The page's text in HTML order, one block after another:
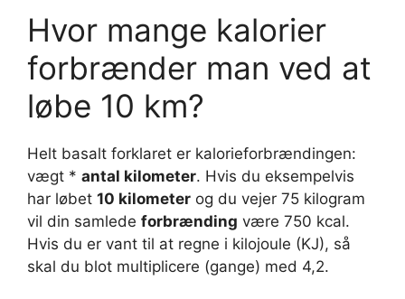
Hvor mange kalorier
forbrænder man ved at
løbe 10 km?
Helt basalt forklaret er kalorieforbrændingen:
vægt * antal kilometer. Hvis du eksempelvis
har løbet 10 kilometer og du vejer 75 kilogram
vil din samlede forbrænding være 750 kcal.
Hvis du er vant til at regne i kilojoule (KJ), så
skal du blot multiplicere (gange) med 4,2.